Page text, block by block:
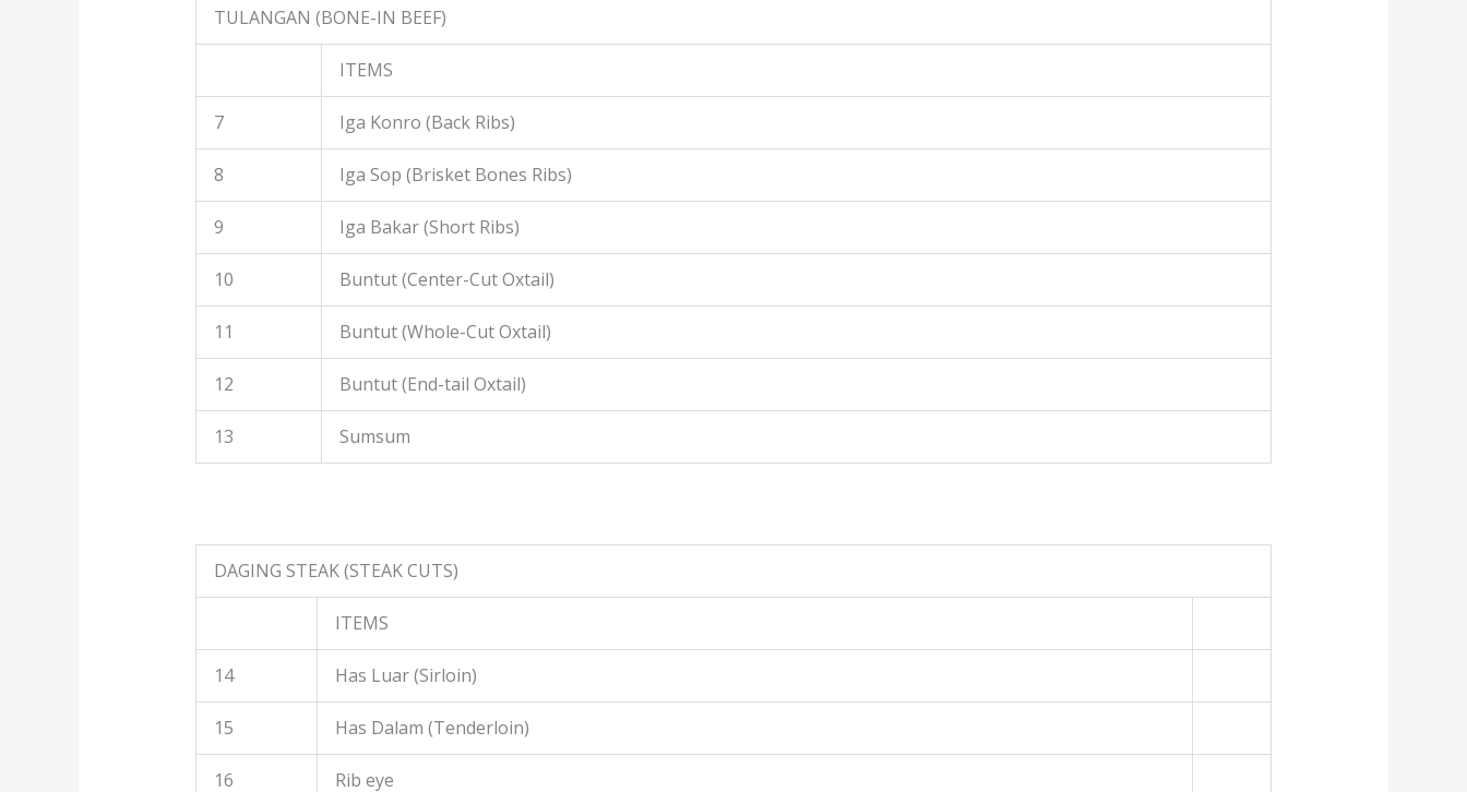
TULANGAN (BONE-IN BEEF)
ITEMS
7 Iga Konro (Back Ribs)
8 Iga Sop (Brisket Bones Ribs)
9 Iga Bakar (Short Ribs)
10 Buntut (Center-Cut Oxtail)
11 Buntut (Whole-Cut Oxtail)
12 Buntut (End-tail Oxtail)
13 Sumsum
DAGING STEAK (STEAK CUTS)
ITEMS
14 Has Luar (Sirloin)
15 Has Dalam (Tenderloin)
16 Rib eye